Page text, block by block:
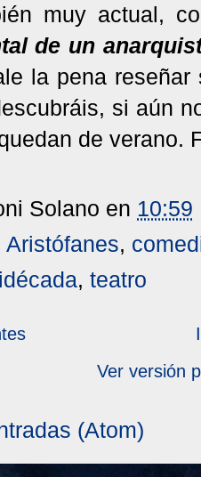
muy actual,
de un
la pena
si aún
de verano.
Solano en 10:59
Aristófanes,
, teatro
Ver versión
(Atom)